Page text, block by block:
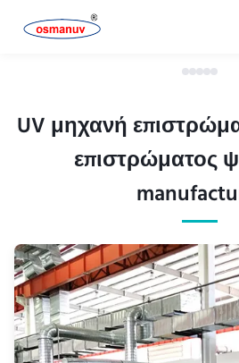
UV μηχανή
επιστρώματος